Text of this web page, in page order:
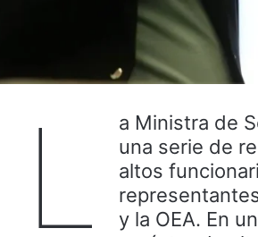
L
a Ministra de
una serie de
altos
y la OEA. En